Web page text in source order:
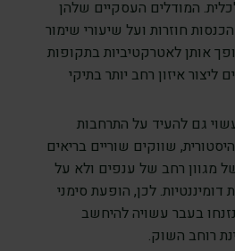
המודלים העסקיים שלהן
חוזרות ועל שיעורי שימור
אותן לאטרקטיביות בתקופות
איזון רחב יותר בתיקי
גם להעיד על התרחבות
שווקים שוריים בריאים
מגוון רחב של ענפים ולא על
לכן, הופעת סימני
בעבר עשויה להיחשב
רוחב השוק.